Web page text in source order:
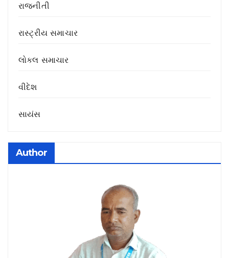
રાજનીતી
રાસ્ટ્રીય સમાચાર
લોકલ સમાચાર
વીદેશ
સાયંસ
Author